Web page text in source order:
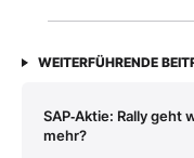
WEITERFÜHRENDE
SAP‑Aktie: Rally geht
mehr?